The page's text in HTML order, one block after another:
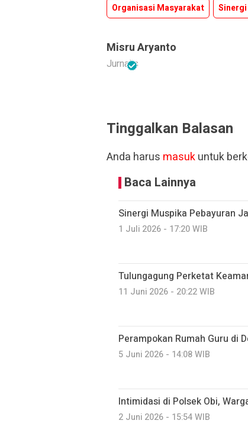
Organisasi Masyarakat
Misru Aryanto
Jurnalis
Tinggalkan Balasan
Anda harus masukuntuk
Baca Lainnya
Sinergi Muspika Pebayuran
1 Juli 2026 - 17:20 WIB
Tulungagung Perketat
11 Juni 2026 - 20:22 WIB
Perampokan Rumah Guru di
5 Juni 2026 - 14:08 WIB
Intimidasi di Polsek Obi,
2 Juni 2026 - 15:54 WIB